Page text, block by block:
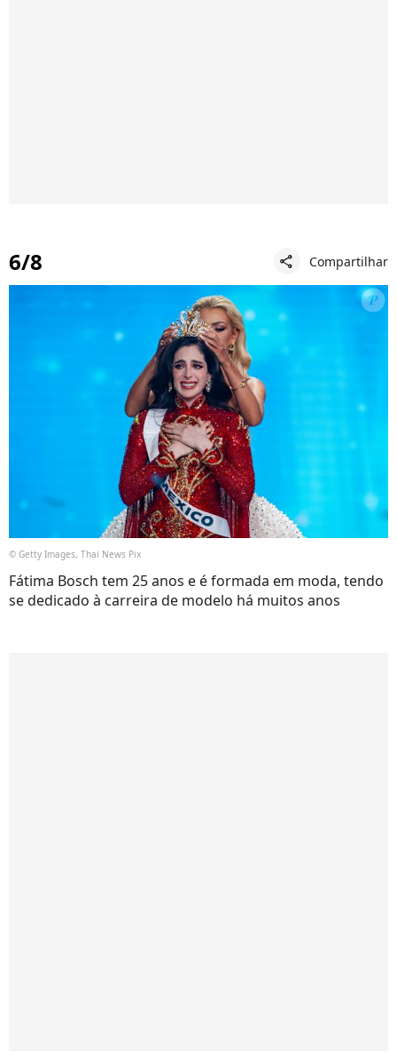
6/8 share Compartilhar
© Getty Images, Thai News Pix
Fátima Bosch tem 25 anos e é formada em moda, tendo
se dedicado à carreira de modelo há muitos anos